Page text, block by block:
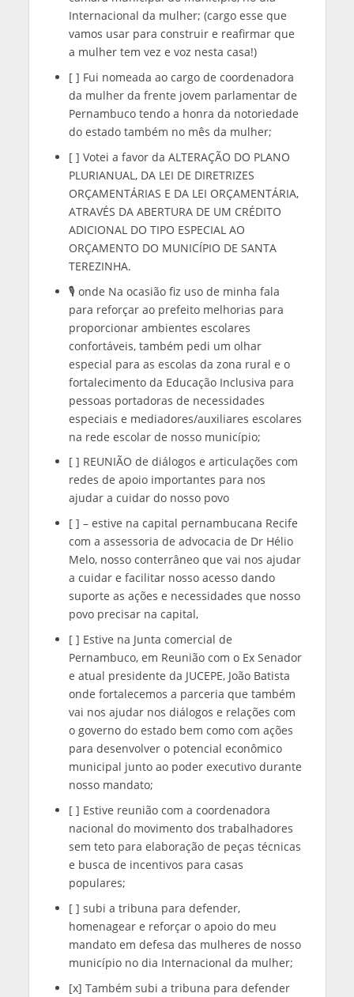
Internacional da mulher; (cargo esse que
vamos usar para construir e reafirmar que
a mulher tem vez e voz nesta casa!)
[ ] Fui nomeada ao cargo de coordenadora
da mulher da frente jovem parlamentar de
Pernambuco tendo a honra da notoriedade
do estado também no mês da mulher;
[ ] Votei a favor da ALTERAÇÃO DO PLANO
PLURIANUAL, DA LEI DE DIRETRIZES
ORÇAMENTÁRIAS E DA LEI ORÇAMENTÁRIA,
ATRAVÉS DA ABERTURA DE UM CRÉDITO
ADICIONAL DO TIPO ESPECIAL AO
ORÇAMENTO DO MUNICÍPIO DE SANTA
TEREZINHA.
🎙️ onde Na ocasião fiz uso de minha fala
para reforçar ao prefeito melhorias para
proporcionar ambientes escolares
confortáveis, também pedi um olhar
especial para as escolas da zona rural e o
fortalecimento da Educação Inclusiva para
pessoas portadoras de necessidades
especiais e mediadores/auxiliares escolares
na rede escolar de nosso município;
[ ] REUNIÃO de diálogos e articulações com
redes de apoio importantes para nos
ajudar a cuidar do nosso povo
[ ] – estive na capital pernambucana Recife
com a assessoria de advocacia de Dr Hélio
Melo, nosso conterrâneo que vai nos ajudar
a cuidar e facilitar nosso acesso dando
suporte as ações e necessidades que nosso
povo precisar na capital,
[ ] Estive na Junta comercial de
Pernambuco, em Reunião com o Ex Senador
e atual presidente da JUCEPE, João Batista
onde fortalecemos a parceria que também
vai nos ajudar nos diálogos e relações com
o governo do estado bem como com ações
para desenvolver o potencial econômico
municipal junto ao poder executivo durante
nosso mandato;
[ ] Estive reunião com a coordenadora
nacional do movimento dos trabalhadores
sem teto para elaboração de peças técnicas
e busca de incentivos para casas
populares;
[ ] subi a tribuna para defender,
homenagear e reforçar o apoio do meu
mandato em defesa das mulheres de nosso
município no dia Internacional da mulher;
[x] Também subi a tribuna para defender